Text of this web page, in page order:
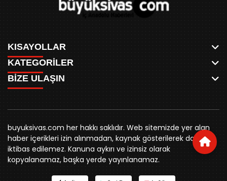
KISAYOLLAR
ANASAYFA
AKSU CANLI
MEYDAN CANLI
MEDRESELER CANLI
MERAKÜM CANLI
YUKARI TEKKE CANLI
KURUMSAL KİMLİK
REKLAM FİYATLARI
BİZE ULAŞIN
KÜNYE
KATEGORİLER
WHATSAPP
SPOR
SİYASET
BELEDİYE
SİVAS VALİLİĞİ
ÜNİVERSİTE
KURUMLAR
STK
YORUM
BİZE ULAŞIN
0346 221 00 60
buyuksivashaber@gmail.com
Örtülüpınar Mah. İnönü Bulvarı Özkahya Apt. Kat:3 D:7
Sivas
buyuksivas.com her hakkı saklıdır. Web sitemizde yer alan
haber içerikleri izin alınmadan, kaynak gösterilerek dahi
iktibas edilemez. Kanuna aykırı ve izinsiz olarak
kopyalanamaz, başka yerde yayınlanamaz.